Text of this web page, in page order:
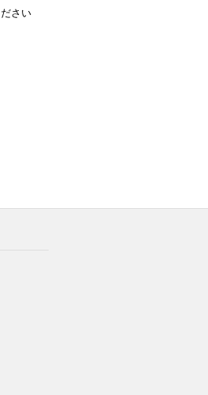
さい